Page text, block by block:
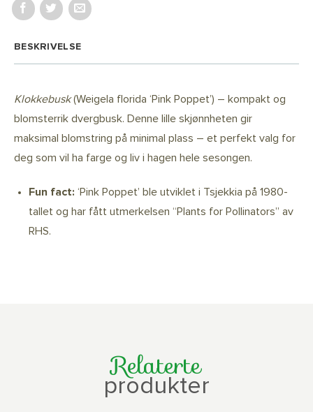
BESKRIVELSE
Klokkebusk(Weigela florida ‘Pink Poppet’) – kompakt og
blomsterrik dvergbusk. Denne lille skjønnheten gir
maksimal blomstring på minimal plass – et perfekt valg for
deg som vil ha farge og liv i hagen hele sesongen.
Fun fact: ‘Pink Poppet’ ble utviklet i Tsjekkia på 1980-
tallet og har fått utmerkelsen “Plants for Pollinators” av
RHS.
Relaterte
produkter